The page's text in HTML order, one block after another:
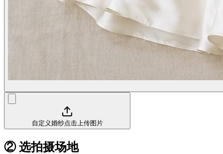
自定义婚纱点击上传图片
② 选拍摄场地